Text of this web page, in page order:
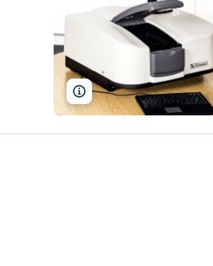
Martyn F. Chillmaid/SPL